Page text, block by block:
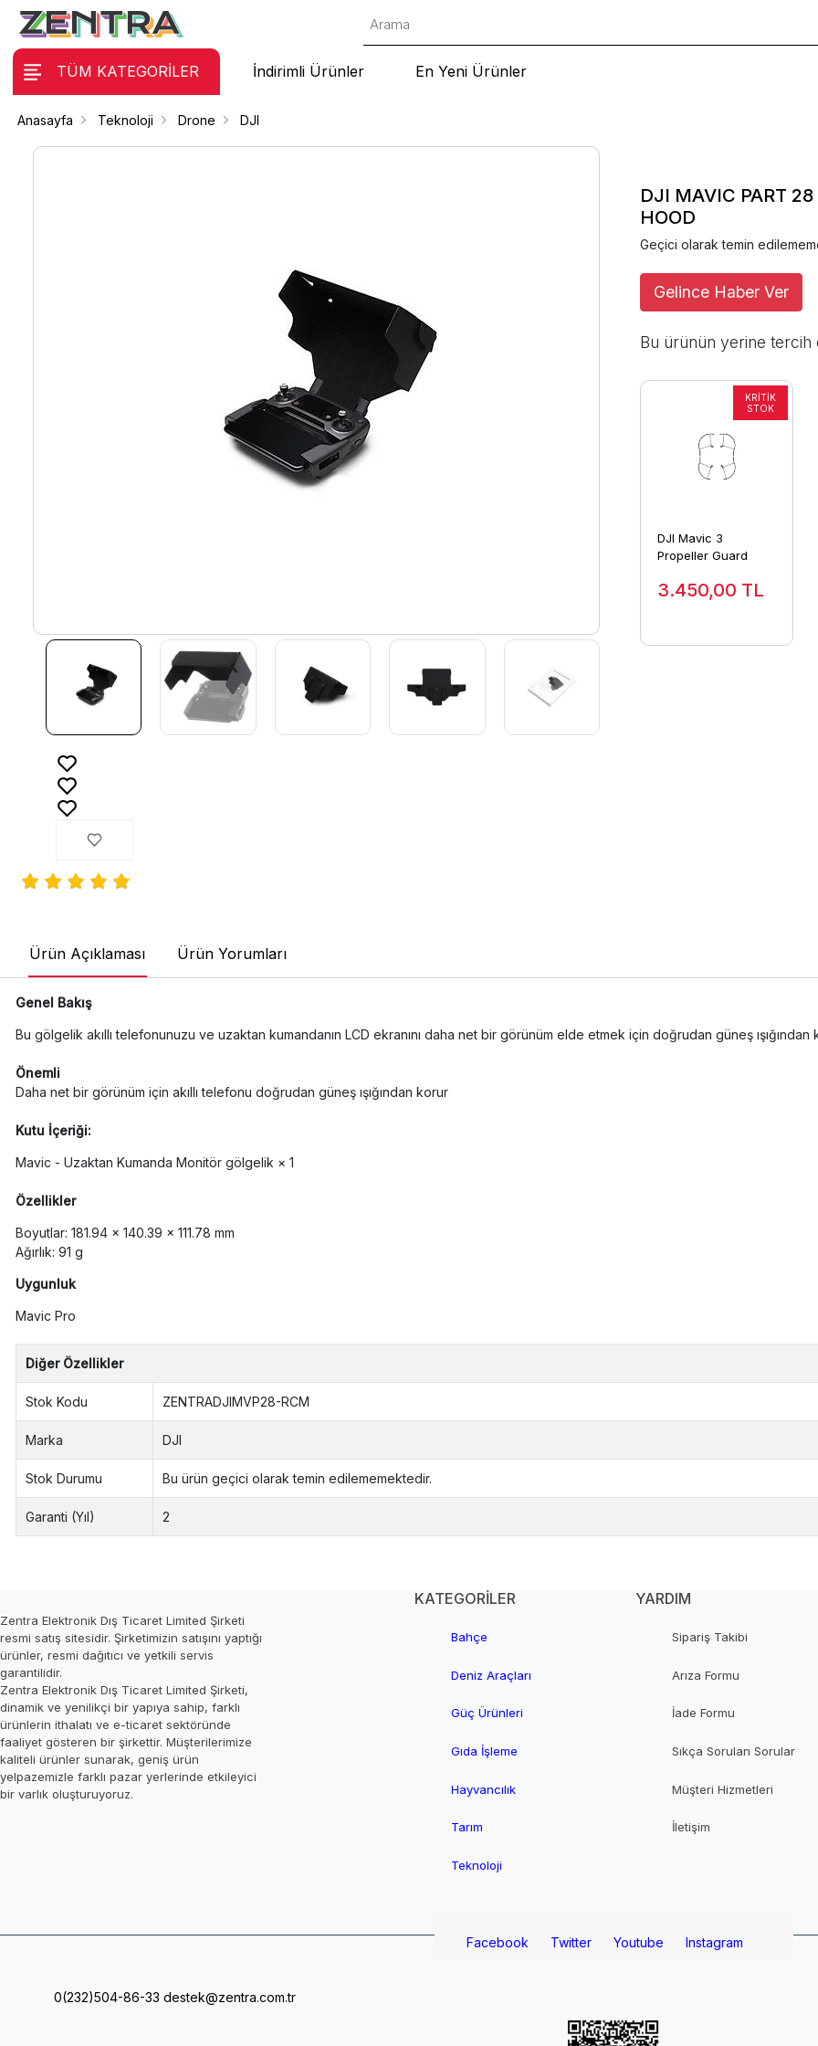
TÜM KATEGORİLER İndirimli Ürünler En Yeni Ürünler
Anasayfa Teknoloji Drone DJI
DJI MAVIC PART
HOOD
Geçici olarak temin
Gelince Haber Ver
Bu ürünün yerine
DJI Mavic 3
Propeller Guard
3.450,00 TL
Ürün Açıklaması Ürün Yorumları
Genel Bakış
Bu gölgelik akıllı telefonunuzu ve uzaktan kumandanın LCD ekranını daha net bir görünüm elde etmek için doğrudan güneş ışığından
Önemli
Daha net bir görünüm için akıllı telefonu doğrudan güneş ışığından korur
Kutu İçeriği:
Mavic - Uzaktan Kumanda Monitör gölgelik × 1
Özellikler
Boyutlar: 181.94 × 140.39 × 111.78 mm
Ağırlık: 91 g
Uygunluk
Mavic Pro
Diğer Özellikler
Stok Kodu ZENTRADJIMVP28-RCM
Marka DJI
Stok Durumu Bu ürün geçici olarak temin edilememektedir.
Garanti (Yıl) 2
Zentra Elektronik Dış Ticaret Limited Şirketi
resmi satış sitesidir. Şirketimizin satışını yaptığı
ürünler, resmi dağıtıcı ve yetkili servis
garantilidir.
Zentra Elektronik Dış Ticaret Limited Şirketi,
dinamik ve yenilikçi bir yapıya sahip, farklı
ürünlerin ithalatı ve e-ticaret sektöründe
faaliyet gösteren bir şirkettir. Müşterilerimize
kaliteli ürünler sunarak, geniş ürün
yelpazemizle farklı pazar yerlerinde etkileyici
bir varlık oluşturuyoruz.
KATEGORİLER
Bahçe
Deniz Araçları
Güç Ürünleri
Gıda İşleme
Hayvancılık
Tarım
Teknoloji
YARDIM
Sipariş Takibi
Arıza Formu
İade Formu
Sıkça Sorulan Sorular
Müşteri Hizmetleri
İletişim
Facebook Twitter Youtube Instagram
0(232)504-86-33 destek@zentra.com.tr